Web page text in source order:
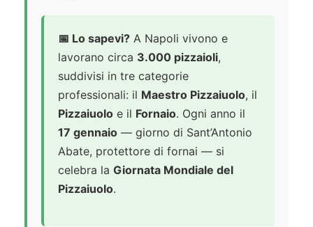
📅 Lo sapevi? A Napoli vivono e
lavorano circa 3.000 pizzaioli,
suddivisi in tre categorie
professionali: il Maestro Pizzaiuolo, il
Pizzaiuolo e il Fornaio. Ogni anno il
17 gennaio — giorno di Sant’Antonio
Abate, protettore di fornai — si
celebra la Giornata Mondiale del
Pizzaiuolo.